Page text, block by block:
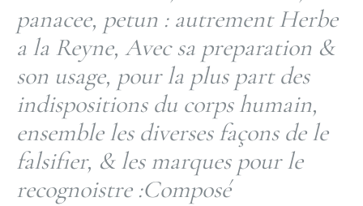
panacee, petun : autrement Herbe
a la Reyne, Avec sa preparation &
son usage, pour la plus part des
indispositions du corps humain,
ensemble les diverses façons de le
falsifier, & les marques pour le
recognoistre :Composé